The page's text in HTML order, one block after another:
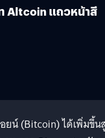
Altcoin แถวหน้าสี
ยน์ (Bitcoin) ได้เพิ่มขึ้น